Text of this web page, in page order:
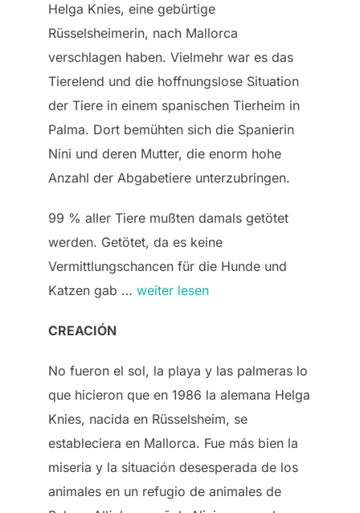
Helga Knies, eine gebürtige
Rüsselsheimerin, nach Mallorca
verschlagen haben. Vielmehr war es das
Tierelend und die hoffnungslose Situation
der Tiere in einem spanischen Tierheim in
Palma. Dort bemühten sich die Spanierin
Nini und deren Mutter, die enorm hohe
Anzahl der Abgabetiere unterzubringen.
99 % aller Tiere mußten damals getötet
werden. Getötet, da es keine
Vermittlungschancen für die Hunde und
Katzen gab … weiter lesen
CREACIÓN
No fueron el sol, la playa y las palmeras lo
que hicieron que en 1986 la alemana Helga
Knies, nacida en Rüsselsheim, se
estableciera en Mallorca. Fue más bien la
miseria y la situación desesperada de los
animales en un refugio de animales de